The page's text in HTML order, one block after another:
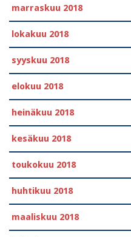
marraskuu 2018
lokakuu 2018
syyskuu 2018
elokuu 2018
heinäkuu 2018
kesäkuu 2018
toukokuu 2018
huhtikuu 2018
maaliskuu 2018